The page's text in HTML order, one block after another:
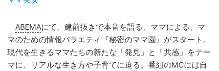
ABEMAにて、建前抜きで本音を語る、ママによる、マ
マのための情報バラエティ『秘密のママ園 』がスタート。
現代を生きるママたちの新たな「発見」と「共感」をテー
マに、リアルな生き方や子育てに迫る。番組のMCには自